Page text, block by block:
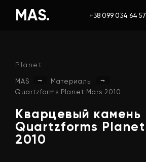
MAS. +38 099 034 64 57
Planet
MAS → Материалы
→
Quartzforms Planet Mars 2010
Кварцевый камень
Quartzforms Planet
2010